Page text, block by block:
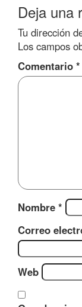
Deja una
Tu dirección
Los campos
Comentario *
Nombre *
Correo
Web